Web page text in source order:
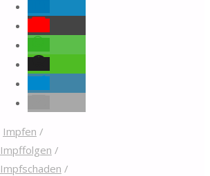
Impfen /
Impffolgen /
Impfschaden /